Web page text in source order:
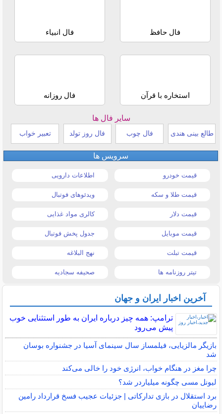
فال حافظ فال انبیاء
استخاره با قرآن فال روزانه
سایر فال ها
طالع بینی هندی فال چوب فال روز تولد تعبیر خواب
سرویس ها
قیمت خودرو اطلاعات دارویی
قیمت طلا و سکه ویدئوهای فوتبال
قیمت دلار کالری مواد غذایی
قیمت موبایل جدول پخش فوتبال
قیمت تبلت نهج البلاغه
تیتر روزنامه ها صحیفه سجادیه
آخرین اخبار ایران و جهان
ترامپ: همه چیز درباره ایران به طور استثنایی خوب
پیش می‌رود
بازیگر مالزیایی، فیلمساز سال سینمای آسیا در جشنواره بوسان
شد
چرا مغز در هنگام خواب، انرژی خود را خالی می‌کند
لیونل مسی چگونه میلیاردر شد؟
برد استقلال در بازی تدارکاتی | جزئیات عجیب فسخ قرارداد رامین
رضاییان